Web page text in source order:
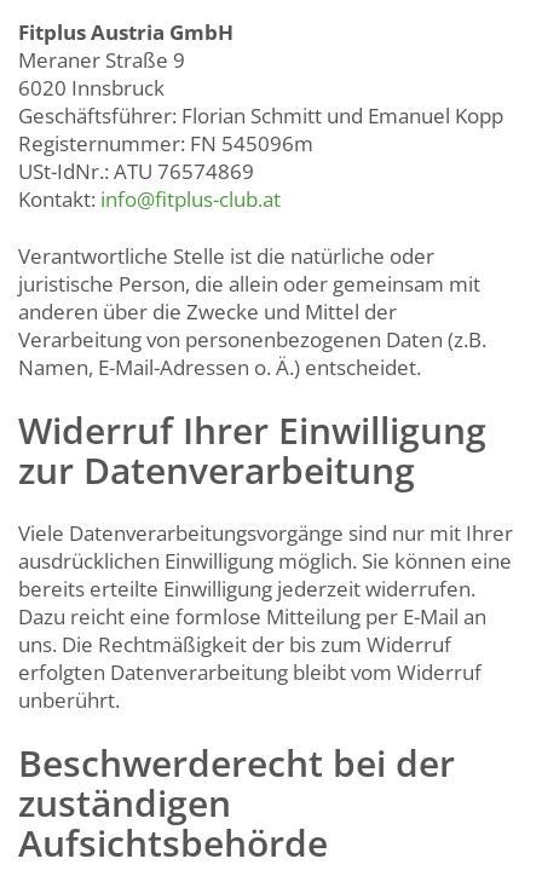
Fitplus Austria GmbH
Meraner Straße 9
6020 Innsbruck
Geschäftsführer: Florian Schmitt und Emanuel Kopp
Registernummer: FN 545096m
USt-IdNr.: ATU 76574869
Kontakt: info@fitplus-club.at
Verantwortliche Stelle ist die natürliche oder
juristische Person, die allein oder gemeinsam mit
anderen über die Zwecke und Mittel der
Verarbeitung von personenbezogenen Daten (z.B.
Namen, E-Mail-Adressen o. Ä.) entscheidet.
Widerruf Ihrer Einwilligung
zur Datenverarbeitung
Viele Datenverarbeitungsvorgänge sind nur mit Ihrer
ausdrücklichen Einwilligung möglich. Sie können eine
bereits erteilte Einwilligung jederzeit widerrufen.
Dazu reicht eine formlose Mitteilung per E-Mail an
uns. Die Rechtmäßigkeit der bis zum Widerruf
erfolgten Datenverarbeitung bleibt vom Widerruf
unberührt.
Beschwerderecht bei der
zuständigen
Aufsichtsbehörde